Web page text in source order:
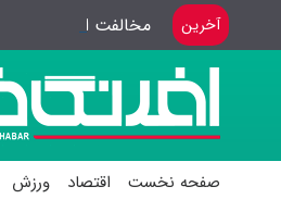
آخرین مخالفت ای اف سی با
صفحه نخست اقتصاد ورزش